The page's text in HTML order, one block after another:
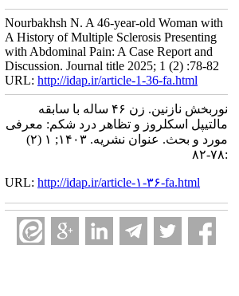
Nourbakhsh N. A 46-year-old Woman with
A History of Multiple Sclerosis Presenting
with Abdominal Pain: A Case Report and
Discussion. Journal title 2025; 1 (2) :78-82
URL: http://idap.ir/article-1-36-fa.html
نوربخش نازنین. زن ۴۶ ساله با سابقه
مالتیپل اسکلروز و تظاهر درد شکم: معرفی
مورد و بحث. عنوان نشریه. ۱۴۰۳; ۱ (۲)
:۷۸-۸۲
URL: http://idap.ir/article-۱-۳۶-fa.html